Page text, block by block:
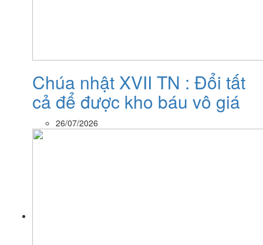
Chúa nhật XVII TN : Đổi tất
cả để được kho báu vô giá
26/07/2026